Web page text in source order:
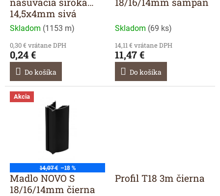
k
v
14,5x4mm sivá
Skladom (1153 m)
0,30 € vrátane DPH
0,24 €
Do košíka
Skladom (69 ks)
14,11 € vrátane DPH
11,47 €
Do košíka
Akcia
14,07 € –18 %
Madlo NOVO S
18/16/14mm čierna
Profil T18 3m čierna